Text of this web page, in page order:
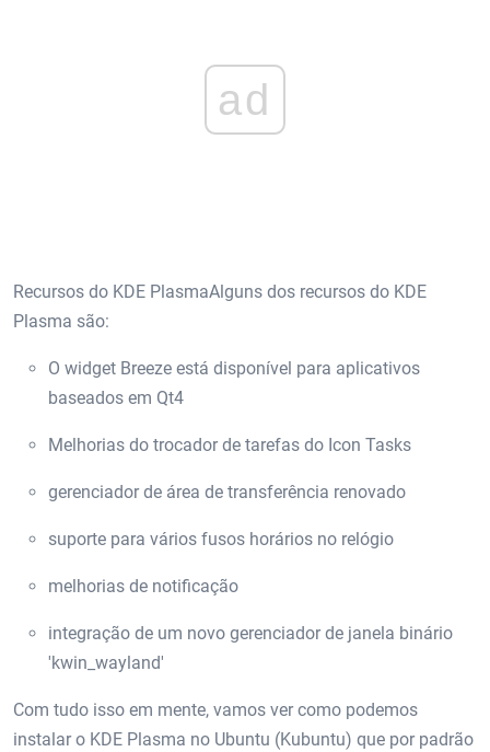
ad
Recursos do KDE PlasmaAlguns dos recursos do KDE
Plasma são:
O widget Breeze está disponível para aplicativos
baseados em Qt4
Melhorias do trocador de tarefas do Icon Tasks
gerenciador de área de transferência renovado
suporte para vários fusos horários no relógio
melhorias de notificação
integração de um novo gerenciador de janela binário
'kwin_wayland'
Com tudo isso em mente, vamos ver como podemos
instalar o KDE Plasma no Ubuntu (Kubuntu) que por padrão